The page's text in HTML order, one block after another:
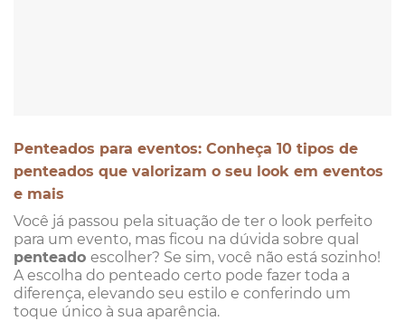
Penteados para eventos: Conheça 10 tipos de
penteados que valorizam o seu look em eventos
e mais
Você já passou pela situação de ter o look perfeito
para um evento, mas ficou na dúvida sobre qual
penteado escolher? Se sim, você não está sozinho!
A escolha do penteado certo pode fazer toda a
diferença, elevando seu estilo e conferindo um
toque único à sua aparência.